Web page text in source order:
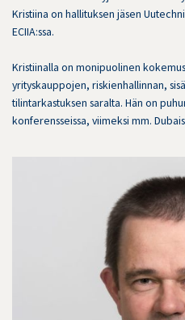
Kristiina on hallituksen jäsen
ECIIA:ssa.
Kristiinalla on monipuolinen
yrityskauppojen, riskienhallinnan,
tilintarkastuksen saralta. Hän on
konferensseissa, viimeksi mm.